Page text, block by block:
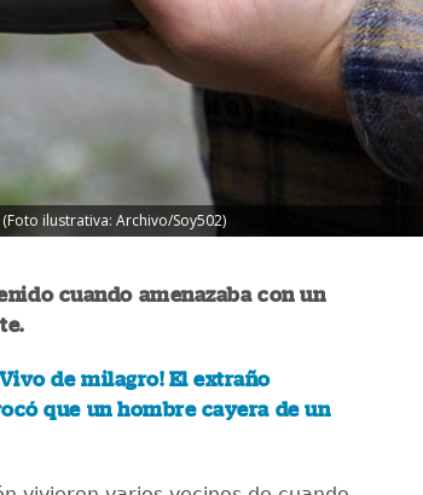
ilustrativa: Archivo/Soy502)
cuando amenazaba con un
de milagro! El extraño
que un hombre cayera de un